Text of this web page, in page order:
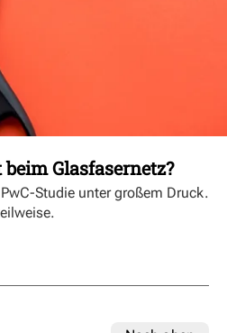
Glasfasernetz?
Studie unter großem Druck.